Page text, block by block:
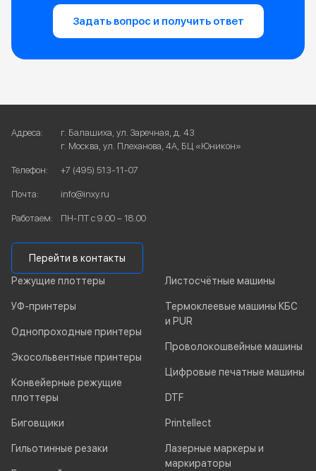
Задать вопрос и получить ответ
Режущие плоттеры
УФ-принтеры
Однопроходные принтеры
Экосольвентные принтеры
Конвейерные режущие
плоттеры
Биговщики
Гильотинные резаки
Листосчётные машины
Термоклеевые машины КБС
и PUR
Проволокошвейные машины
Цифровые печатные машины
DTF
Printellect
Лазерные маркеры и
маркираторы
Адреса:
г. Балашиха, ул. Заречная, д. 43
г. Москва, ул. Плеханова, 4А, БЦ «Юникон»
Телефон: +7 (495) 513-11-07
Почта: info@inxy.ru
Работаем: ПН-ПТ с 9.00 – 18.00
Перейти в контакты